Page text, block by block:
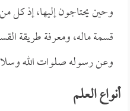
وحين يحتاجون إليها، إذ كل
قسمة ماله، ومعرفة طريقة
وعن رسوله صلوات الله
أنواع العلم